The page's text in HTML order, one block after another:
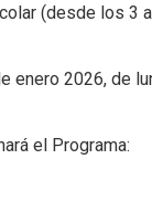
(desde los
2026, de
el Programa: